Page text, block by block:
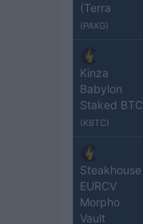
(Terra
(PAXG)
Kinza
Babylon
Staked BTC
(KBTC)
Steakhouse
EURCV
Morpho
Vault